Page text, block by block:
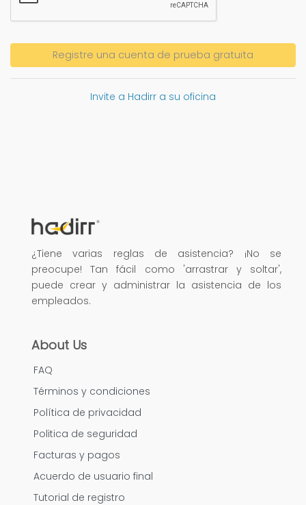
Registre una cuenta de prueba gratuita
Invite a Hadirr a su oficina
¿Tiene varias reglas de asistencia? ¡No se
preocupe! Tan fácil como 'arrastrar y soltar',
puede crear y administrar la asistencia de los
empleados.
About Us
FAQ
Términos y condiciones
Política de privacidad
Politica de seguridad
Facturas y pagos
Acuerdo de usuario final
Tutorial de registro